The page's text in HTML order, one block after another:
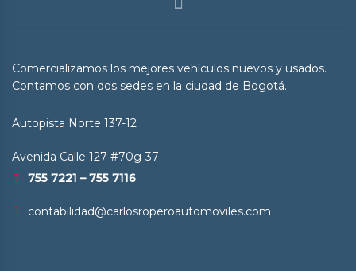
Comercializamos los mejores vehículos nuevos y usados.
Contamos con dos sedes en la ciudad de Bogotá.
Autopista Norte 137-12
Avenida Calle 127 #70g-37
755 7221 – 755 7116
contabilidad@carlosroperoautomoviles.com